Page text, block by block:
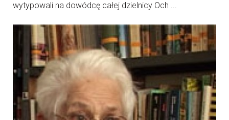
wytypowali na dowódcę całej dzielnicy Och ...